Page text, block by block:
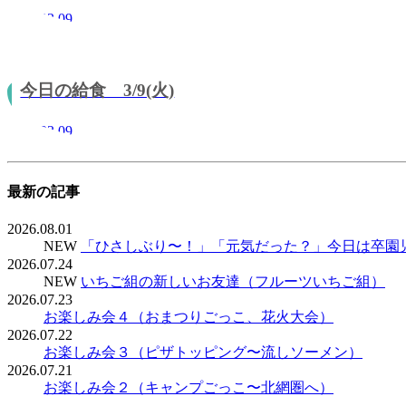
2021.03.09
今日の給食 3/9(火)
2021.03.09
最新の記事
2026.08.01
NEW
「ひさしぶり〜！」「元気だった？」今日は卒園
2026.07.24
NEW いちご組の新しいお友達（フルーツいちご組）
2026.07.23
お楽しみ会４（おまつりごっこ、花火大会）
2026.07.22
お楽しみ会３（ピザトッピング〜流しソーメン）
2026.07.21
お楽しみ会２（キャンプごっこ〜北網圏へ）